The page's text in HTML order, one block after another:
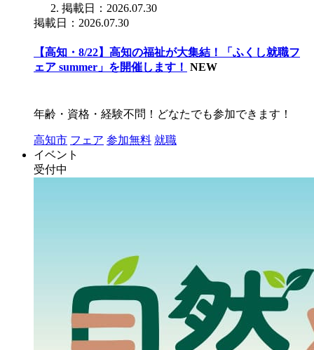
掲載日：2026.07.30
掲載日：2026.07.30
【高知・8/22】高知の福祉が大集結！「ふくし就職フ
ェア summer」を開催します！ NEW
年齢・資格・経験不問！どなたでも参加できます！
高知市 フェア 参加無料 就職
イベント
受付中